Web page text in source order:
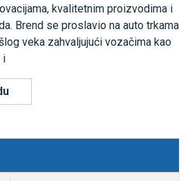
kvalitetnim proizvodima i
Brend se proslavio na auto trkama
veka zahvaljujući vozačima kao
i